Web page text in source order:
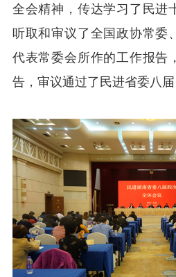
全会精神，传达学习了民进
听取和审议了全国政协常委
代表常委会所作的工作报告
告，审议通过了民进省委八届